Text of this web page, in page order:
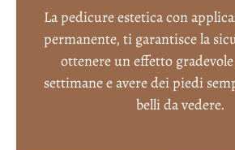
La pedicure estetica con
permanente, ti garantisce la
ottenere un effetto
settimane e avere dei piedi
belli da vedere.